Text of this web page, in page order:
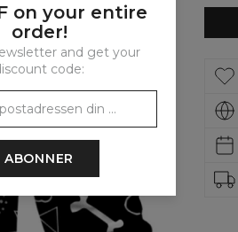
on your entire
order!
and get your
code:
ABONNER